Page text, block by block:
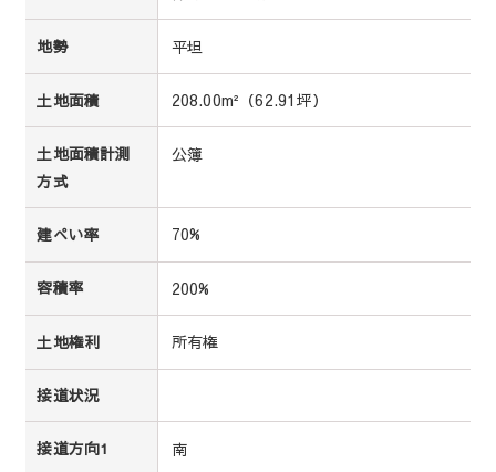
地勢 平坦
土地面積 208.00m²（62.91坪）
土地面積計測
方式
公簿
建ぺい率 70%
容積率 200%
土地権利 所有権
接道状況
接道方向1 南